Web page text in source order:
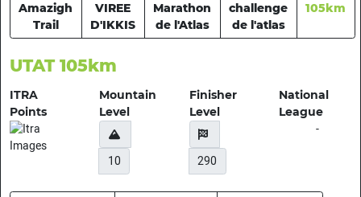
Amazigh
Trail
VIREE
D'IKKIS
Marathon
de l'Atlas
challenge
de l'atlas
105km
UTAT 105km
ITRA
Points
Mountain
Level
10
Finisher
Level
290
National
League
-